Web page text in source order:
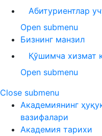
Абитуриентлар
Open submenu
Бизнинг манзил
Қўшимча хизмат
Open submenu
Close submenu
Академиянинг
вазифалари
Академия тарихи